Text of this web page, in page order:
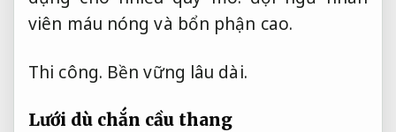
viên máu nóng và bổn phận cao.
Thi công. Bền vững lâu dài.
Lưới dù chắn cầu thang